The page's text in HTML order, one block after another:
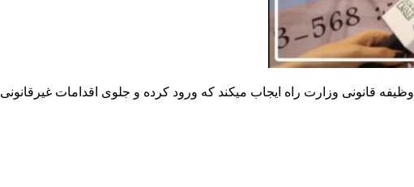
وظیفه قانونی وزارت راه ایجاب میکند که ورود کرده و جلوی اقدامات